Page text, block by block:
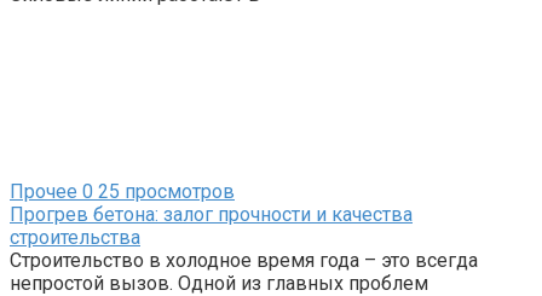
Прочее 0 25 просмотров
Прогрев бетона: залог прочности и качества
строительства
Строительство в холодное время года – это всегда
непростой вызов. Одной из главных проблем